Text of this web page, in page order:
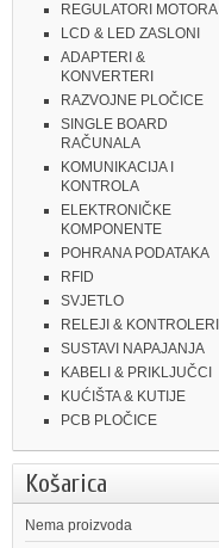
REGULATORI MOTORA
LCD & LED ZASLONI
ADAPTERI &
KONVERTERI
RAZVOJNE PLOČICE
SINGLE BOARD
RAČUNALA
KOMUNIKACIJA I
KONTROLA
ELEKTRONIČKE
KOMPONENTE
POHRANA PODATAKA
RFID
SVJETLO
RELEJI & KONTROLERI
SUSTAVI NAPAJANJA
KABELI & PRIKLJUČCI
KUĆIŠTA & KUTIJE
PCB PLOČICE
Košarica
Nema proizvoda